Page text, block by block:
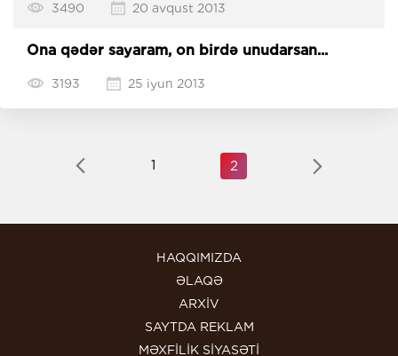
3490 20 avqust 2013
Ona qədər sayaram, on birdə unudarsan...
3193 25 iyun 2013
1 2
HAQQIMIZDA
ƏLAQƏ
ARXİV
SAYTDA REKLAM
MƏXFİLİK SİYASƏTİ